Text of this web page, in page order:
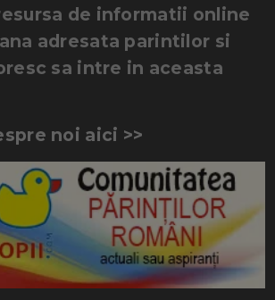
de informatii online
adresata parintilor si
sa intre in aceasta
noi aici >>